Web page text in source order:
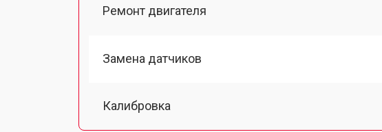
Ремонт двигателя
Замена датчиков
Калибровка